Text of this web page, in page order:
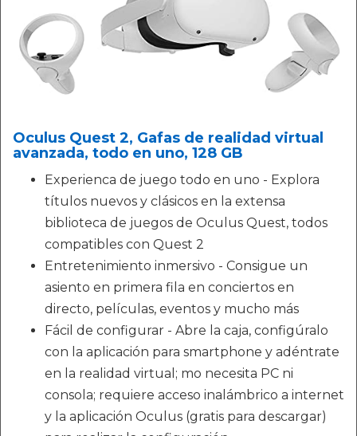
Oculus Quest 2, Gafas de realidad virtual
avanzada, todo en uno, 128 GB
Experienca de juego todo en uno - Explora
títulos nuevos y clásicos en la extensa
biblioteca de juegos de Oculus Quest, todos
compatibles con Quest 2
Entretenimiento inmersivo - Consigue un
asiento en primera fila en conciertos en
directo, películas, eventos y mucho más
Fácil de configurar - Abre la caja, configúralo
con la aplicación para smartphone y adéntrate
en la realidad virtual; mo necesita PC ni
consola; requiere acceso inalámbrico a internet
y la aplicación Oculus (gratis para descargar)